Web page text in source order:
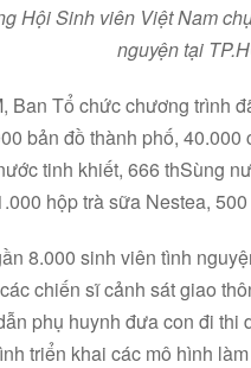
Hội Sinh viên Việt Nam
nguyện tại
Ban Tổ chức chương trình
bản đồ thành phố,
tinh khiết, 666 thSùng
hộp trà sữa Nestea,
8.000 sinh viên tình
chiến sĩ cảnh sát giao
phụ huynh đưa con đi
triển khai các mô hình